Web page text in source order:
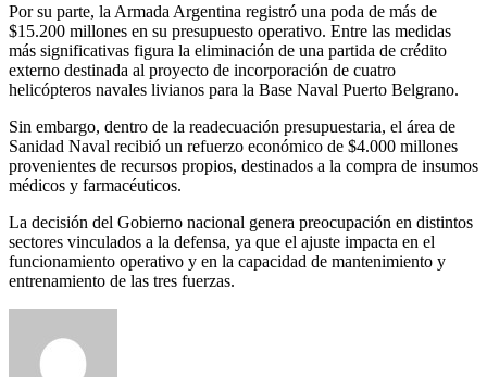
Por su parte, la Armada Argentina registró una poda de más de
$15.200 millones en su presupuesto operativo. Entre las medidas
más significativas figura la eliminación de una partida de crédito
externo destinada al proyecto de incorporación de cuatro
helicópteros navales livianos para la Base Naval Puerto Belgrano.
Sin embargo, dentro de la readecuación presupuestaria, el área de
Sanidad Naval recibió un refuerzo económico de $4.000 millones
provenientes de recursos propios, destinados a la compra de insumos
médicos y farmacéuticos.
La decisión del Gobierno nacional genera preocupación en distintos
sectores vinculados a la defensa, ya que el ajuste impacta en el
funcionamiento operativo y en la capacidad de mantenimiento y
entrenamiento de las tres fuerzas.